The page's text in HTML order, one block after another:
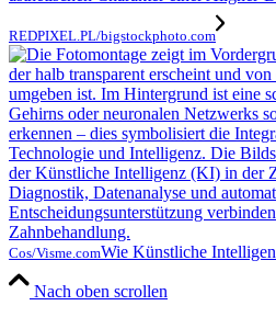
REDPIXEL.PL/bigstockphoto.com
Cos/Visme.comWie Künstliche
Nach oben scrollen